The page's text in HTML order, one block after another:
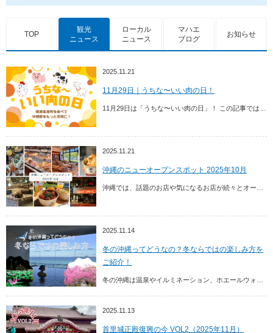
TOP
観光
ニュース
ローカル
ニュース
マハエ
ブログ
お知らせ
2025.11.21
11月29日｜うちな〜いい肉の日！
2025.11.21
沖縄のニューオープンスポット 2025年10月
2025.11.14
冬の沖縄ってどうなの？冬ならではの楽しみ方を
ご紹介！
冬の沖縄は温泉やイルミネーション、ホエールウォッチングなど、この季節ならではの観光が充実。寒さの少ない沖縄で、特別な冬旅を楽しんでみませんか？
2025.11.13
首里城正殿復興の今 VOL2（2025年11月）